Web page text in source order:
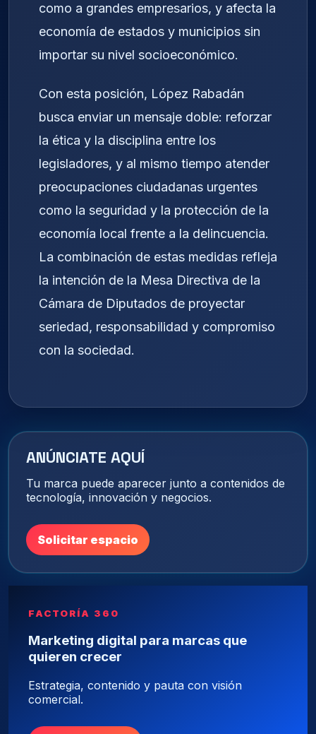
como a grandes empresarios, y afecta la
economía de estados y municipios sin
importar su nivel socioeconómico.
Con esta posición, López Rabadán
busca enviar un mensaje doble: reforzar
la ética y la disciplina entre los
legisladores, y al mismo tiempo atender
preocupaciones ciudadanas urgentes
como la seguridad y la protección de la
economía local frente a la delincuencia.
La combinación de estas medidas refleja
la intención de la Mesa Directiva de la
Cámara de Diputados de proyectar
seriedad, responsabilidad y compromiso
con la sociedad.
ANÚNCIATE AQUÍ
Tu marca puede aparecer junto a contenidos de
tecnología, innovación y negocios.
Solicitar espacio
FACTORÍA 360
Marketing digital para marcas que
quieren crecer
Estrategia, contenido y pauta con visión
comercial.